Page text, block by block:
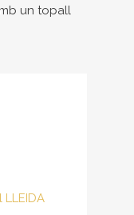
un topall